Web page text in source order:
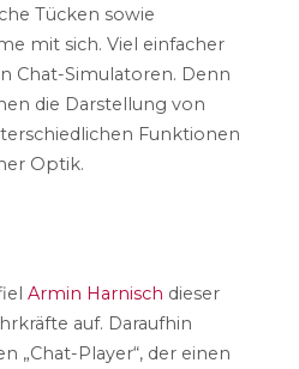
Tücken sowie
mit sich. Viel einfacher
Chat-Simulatoren. Denn
die Darstellung von
Funktionen
Optik.
Armin Harnisch dieser
auf. Daraufhin
„Chat-Player“, der einen